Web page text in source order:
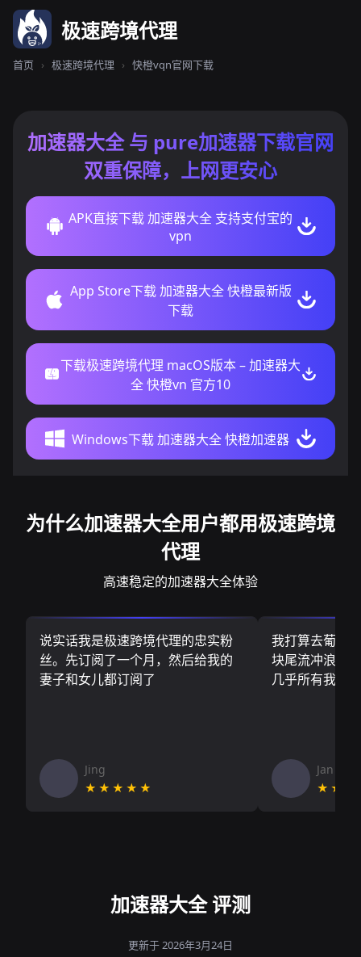
极速跨境代理
首页 › 极速跨境代理 › 快橙vqn官网下载
加速器大全 与 pure加速器下载官网
双重保障，上网更安心
APK直接下载 加速器大全 支持支付宝的
vpn
App Store下载 加速器大全 快橙最新版
下载
下载极速跨境代理 macOS版本 – 加速器大
全 快橙vn 官方10
Windows下载 加速器大全 快橙加速器
为什么加速器大全用户都用极速跨境
代理
高速稳定的加速器大全体验
说实话我是极速跨境代理的忠实粉
丝。先订阅了一个月，然后给我的
妻子和女儿都订阅了
Jing
★★★★★
我打算去葡萄
块尾流冲浪板
几乎所有我需
Jan V
加速器大全 评测
更新于 2026年3月24日